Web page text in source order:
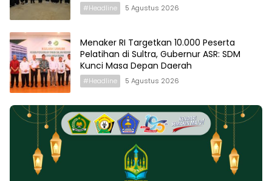
#Headline 5 Agustus 2026
Menaker RI Targetkan 10.000 Peserta
Pelatihan di Sultra, Gubernur ASR: SDM
Kunci Masa Depan Daerah
#Headline 5 Agustus 2026